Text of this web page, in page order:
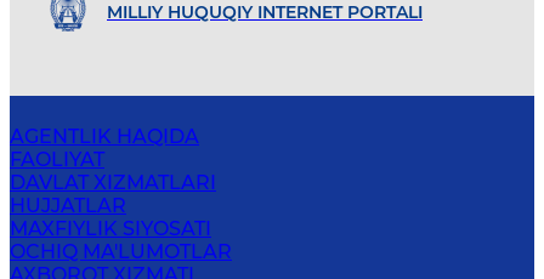
MILLIY HUQUQIY INTERNET PORTALI
AGENTLIK HAQIDA
FAOLIYAT
DAVLAT XIZMATLARI
HUJJATLAR
MAXFIYLIK SIYOSATI
OCHIQ MA'LUMOTLAR